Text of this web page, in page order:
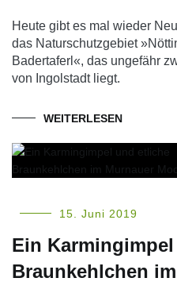
Heute gibt es mal wieder
das Naturschutzgebiet
Badertaferl«, das ungefähr
von Ingolstadt liegt.
WEITERLESEN
15. Juni 2019
Ein
Braunkehlchen